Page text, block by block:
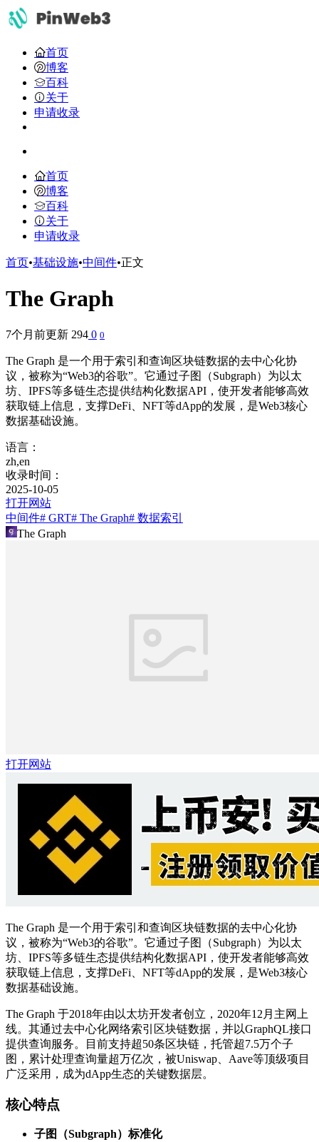
首页
博客
百科
关于
申请收录
首页
博客
百科
关于
申请收录
首页•基础设施•中间件•正文
​The Graph​
7个月前更新 294 0 0
The Graph 是一个用于索引和查询区块链数据的去中心化协
议，被称为“Web3的谷歌”。它通过子图（Subgraph）为以太
坊、IPFS等多链生态提供结构化数据API，使开发者能够高效
获取链上信息，支撑DeFi、NFT等dApp的发展，是Web3核心
数据基础设施。
语言：
zh,en
收录时间：
2025-10-05
打开网站
中间件# GRT​​# ​The Graph​# 数据索引
​The Graph​
打开网站
The Graph 是一个用于索引和查询区块链数据的去中心化协
议，被称为“Web3的谷歌”。它通过子图（Subgraph）为以太
坊、IPFS等多链生态提供结构化数据API，使开发者能够高效
获取链上信息，支撑DeFi、NFT等dApp的发展，是Web3核心
数据基础设施。
The Graph 于2018年由以太坊开发者创立，2020年12月主网上
线。其通过去中心化网络索引区块链数据，并以GraphQL接口
提供查询服务。目前支持超50条区块链，托管超7.5万个子
图，累计处理查询量超万亿次，被Uniswap、Aave等顶级项目
广泛采用，成为dApp生态的关键数据层。
​核心特点​
​子图（Subgraph）标准化​